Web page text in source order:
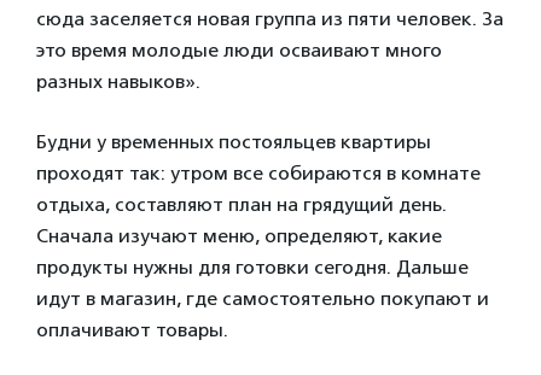
сюда заселяется новая группа из пяти человек. За
это время молодые люди осваивают много
разных навыков».
Будни у временных постояльцев квартиры
проходят так: утром все собираются в комнате
отдыха, составляют план на грядущий день.
Сначала изучают меню, определяют, какие
продукты нужны для готовки сегодня. Дальше
идут в магазин, где самостоятельно покупают и
оплачивают товары.